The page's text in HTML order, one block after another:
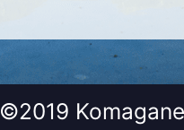
©2019